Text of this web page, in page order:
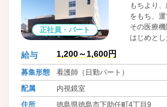
正社員・パート
もちより
をもち、運
その医療
はじめと
参加と協
給与 1,200～1,600円
募集形態
看護師（日勤パート）
配属
内視鏡室
住所
徳島県徳島市下助任町4丁目9